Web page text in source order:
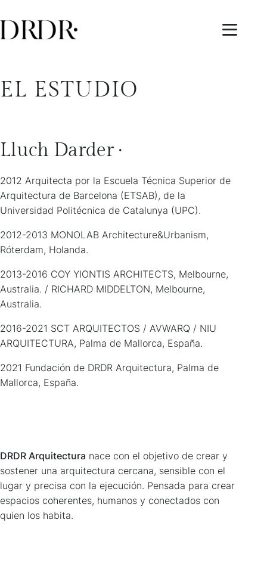
EL ESTUDIO
Lluch Darder ·
2012 Arquitecta por la Escuela Técnica Superior de
Arquitectura de Barcelona (ETSAB), de la
Universidad Politécnica de Catalunya (UPC).
2012-2013 MONOLAB Architecture&Urbanism,
Róterdam, Holanda.
2013-2016 COY YIONTIS ARCHITECTS, Melbourne,
Australia. / RICHARD MIDDELTON, Melbourne,
Australia.
2016-2021 SCT ARQUITECTOS / AVWARQ / NIU
ARQUITECTURA, Palma de Mallorca, España.
2021 Fundación de DRDR Arquitectura, Palma de
Mallorca, España.
DRDR Arquitectura nace con el objetivo de crear y
sostener una arquitectura cercana, sensible con el
lugar y precisa con la ejecución. Pensada para crear
espacios coherentes, humanos y conectados con
quien los habita.